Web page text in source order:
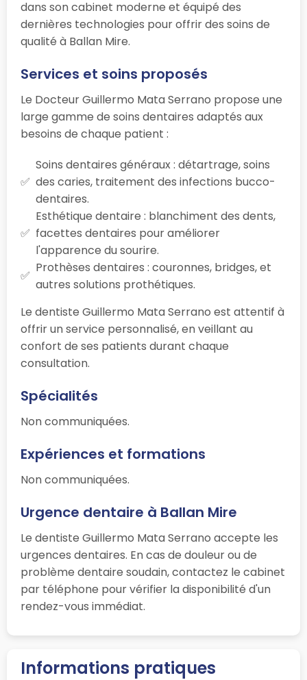
dans son cabinet moderne et équipé des
dernières technologies pour offrir des soins de
qualité à Ballan Mire.
Services et soins proposés
Le Docteur Guillermo Mata Serrano propose une
large gamme de soins dentaires adaptés aux
besoins de chaque patient :
Soins dentaires généraux : détartrage, soins
des caries, traitement des infections bucco-
dentaires.
Esthétique dentaire : blanchiment des dents,
facettes dentaires pour améliorer
l'apparence du sourire.
Prothèses dentaires : couronnes, bridges, et
autres solutions prothétiques.
Le dentiste Guillermo Mata Serrano est attentif à
offrir un service personnalisé, en veillant au
confort de ses patients durant chaque
consultation.
Spécialités
Non communiquées.
Expériences et formations
Non communiquées.
Urgence dentaire à Ballan Mire
Le dentiste Guillermo Mata Serrano accepte les
urgences dentaires. En cas de douleur ou de
problème dentaire soudain, contactez le cabinet
par téléphone pour vérifier la disponibilité d'un
rendez-vous immédiat.
Informations pratiques